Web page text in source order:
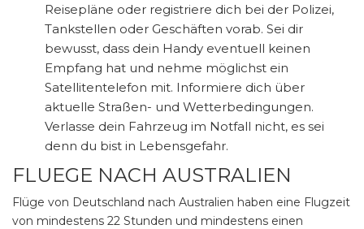
Reisepläne oder registriere dich bei der Polizei,
Tankstellen oder Geschäften vorab. Sei dir
bewusst, dass dein Handy eventuell keinen
Empfang hat und nehme möglichst ein
Satellitentelefon mit. Informiere dich über
aktuelle Straßen- und Wetterbedingungen.
Verlasse dein Fahrzeug im Notfall nicht, es sei
denn du bist in Lebensgefahr.
FLUEGE NACH AUSTRALIEN
Flüge von Deutschland nach Australien haben eine Flugzeit
von mindestens 22 Stunden und mindestens einen